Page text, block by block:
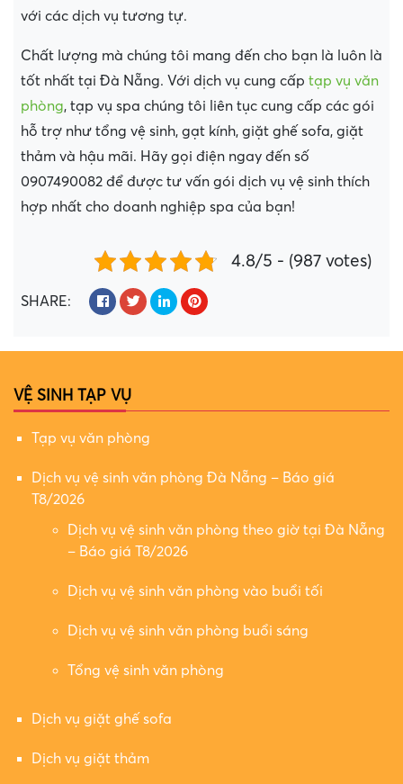
với các dịch vụ tương tự.
Chất lượng mà chúng tôi mang đến cho bạn là luôn là
tốt nhất tại Đà Nẵng. Với dịch vụ cung cấp tạp vụ văn
phòng, tạp vụ spa chúng tôi liên tục cung cấp các gói
hỗ trợ như tổng vệ sinh, gạt kính, giặt ghế sofa, giặt
thảm và hậu mãi. Hãy gọi điện ngay đến số
0907490082 để được tư vấn gói dịch vụ vệ sinh thích
hợp nhất cho doanh nghiệp spa của bạn!
4.8/5 - (987 votes)
SHARE:
VỆ SINH TẠP VỤ
Tạp vụ văn phòng
Dịch vụ vệ sinh văn phòng Đà Nẵng – Báo giá
T8/2026
Dịch vụ vệ sinh văn phòng theo giờ tại Đà Nẵng
– Báo giá T8/2026
Dịch vụ vệ sinh văn phòng vào buổi tối
Dịch vụ vệ sinh văn phòng buổi sáng
Tổng vệ sinh văn phòng
Dịch vụ giặt ghế sofa
Dịch vụ giặt thảm